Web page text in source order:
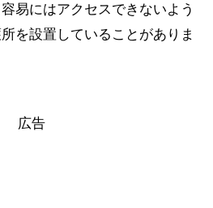
易にはアクセスできないよう
を設置していることがありま